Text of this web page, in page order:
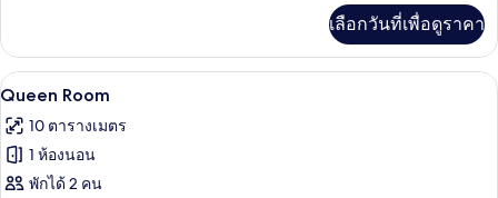
เกี่ยว
กับ
Queen
Accessible,
No
Windows
เลือกวันที่เพื่อดูราคา
เปิด
ภาพถ่าย
ทั้งหมด
ของ
โต๊ะทำงาน, พื้นที่ทำงานแบบใช้แล็ปท็อ
7
Queen Room
10 ตารางเมตร
1 ห้องนอน
พักได้ 2 คน